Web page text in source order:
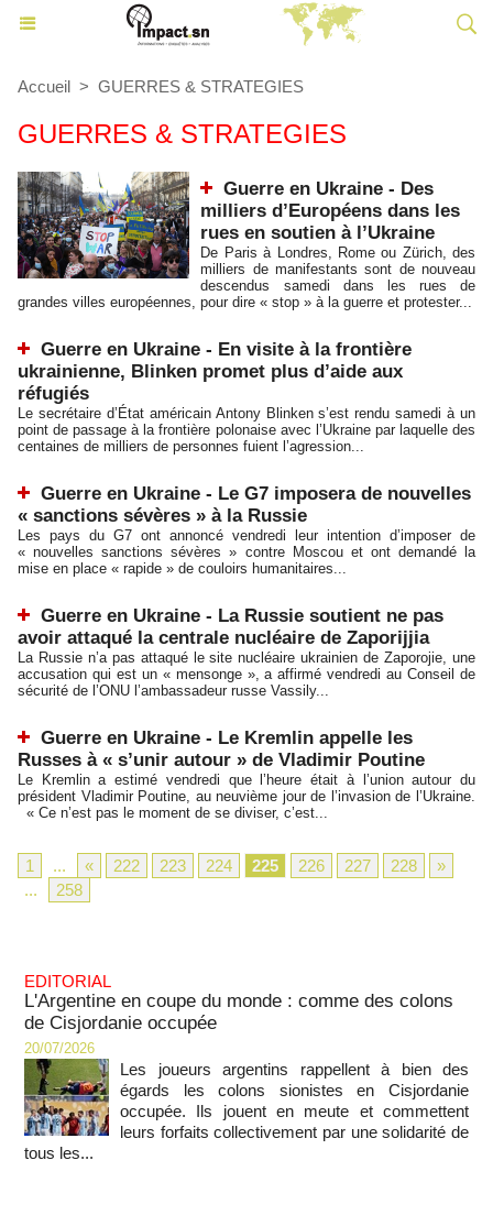
Accueil > GUERRES & STRATEGIES
GUERRES & STRATEGIES
Guerre en Ukraine - Des
milliers d’Européens dans les
rues en soutien à l’Ukraine
De Paris à Londres, Rome ou Zürich, des
milliers de manifestants sont de nouveau
descendus samedi dans les rues de
grandes villes européennes, pour dire « stop » à la guerre et protester...
Guerre en Ukraine - En visite à la frontière
ukrainienne, Blinken promet plus d’aide aux
réfugiés
Le secrétaire d’État américain Antony Blinken s’est rendu samedi à un
point de passage à la frontière polonaise avec l’Ukraine par laquelle des
centaines de milliers de personnes fuient l’agression...
Guerre en Ukraine - Le G7 imposera de nouvelles
« sanctions sévères » à la Russie
Les pays du G7 ont annoncé vendredi leur intention d’imposer de
« nouvelles sanctions sévères » contre Moscou et ont demandé la
mise en place « rapide » de couloirs humanitaires...
Guerre en Ukraine - La Russie soutient ne pas
avoir attaqué la centrale nucléaire de Zaporijjia
La Russie n’a pas attaqué le site nucléaire ukrainien de Zaporojie, une
accusation qui est un « mensonge », a affirmé vendredi au Conseil de
sécurité de l’ONU l’ambassadeur russe Vassily...
Guerre en Ukraine - Le Kremlin appelle les
Russes à « s’unir autour » de Vladimir Poutine
Le Kremlin a estimé vendredi que l’heure était à l’union autour du
président Vladimir Poutine, au neuvième jour de l’invasion de l’Ukraine.
« Ce n’est pas le moment de se diviser, c’est...
1 ... « 222 223 224 225 226 227 228
»
...
258
EDITORIAL
L'Argentine en coupe du monde : comme des colons
de Cisjordanie occupée
20/07/2026
Les joueurs argentins rappellent à bien des
égards les colons sionistes en Cisjordanie
occupée. Ils jouent en meute et commettent
leurs forfaits collectivement par une solidarité de
tous les...